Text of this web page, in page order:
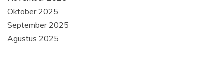
Oktober 2025
September 2025
Agustus 2025